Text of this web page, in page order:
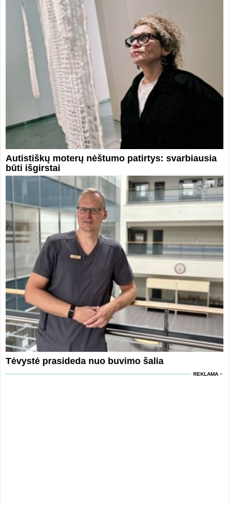
Autistiškų moterų nėštumo patirtys: svarbiausia
būti išgirstai
Tėvystė prasideda nuo buvimo šalia
REKLAMA